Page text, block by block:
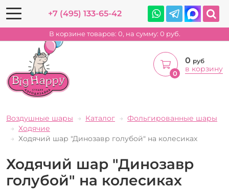
+7 (495) 133-65-42
В корзине товаров: 0, на сумму: 0 руб.
0
0 руб
в корзину
Воздушные шары Каталог
Фольгированные шары
Ходячие
Ходячий шар "Динозавр голубой" на колесиках
Ходячий шар "Динозавр
голубой" на колесиках